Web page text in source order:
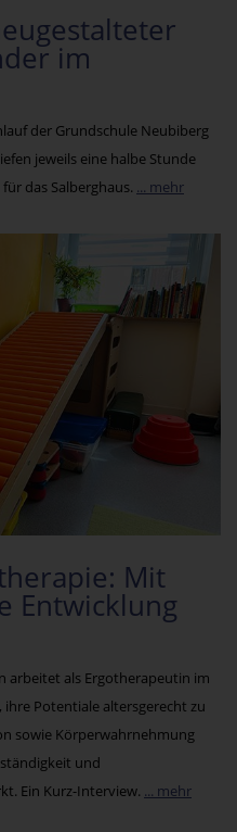
im
der Grundschule Neubiberg
jeweils eine halbe Stunde
das Salberghaus. ... mehr
Mit
Entwicklung
arbeitet als Ergotherapeutin im
Potentiale altersgerecht zu
sowie Körperwahrnehmung
und
Ein Kurz-Interview. ... mehr